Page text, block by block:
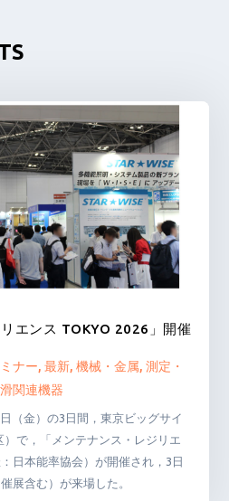
リエンス TOKYO 2026」開催
ナー,最新,機械・金属,測定・
関連機器
（金）の3日間，東京ビッグサイ
）で，「メンテナンス・レジリエ
日本能率協会）が開催され，3日
展含む）が来場した。